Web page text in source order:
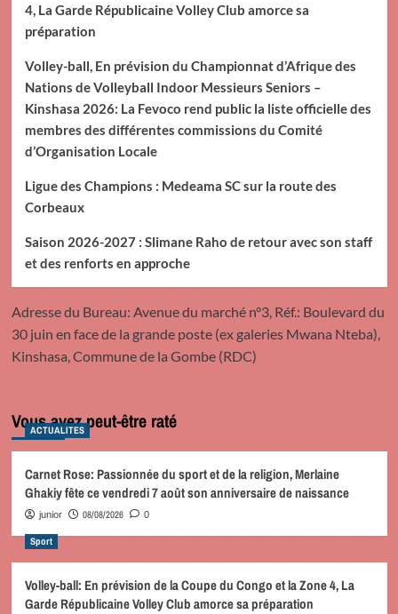
4, La Garde Républicaine Volley Club amorce sa
préparation
Volley-ball, En prévision du Championnat d’Afrique des
Nations de Volleyball Indoor Messieurs Seniors –
Kinshasa 2026: La Fevoco rend public la liste officielle des
membres des différentes commissions du Comité
d’Organisation Locale
Ligue des Champions : Medeama SC sur la route des
Corbeaux
Saison 2026-2027 : Slimane Raho de retour avec son staff
et des renforts en approche
Adresse du Bureau: Avenue du marché n°3, Réf.: Boulevard du
30 juin en face de la grande poste (ex galeries Mwana Nteba),
Kinshasa, Commune de la Gombe (RDC)
Vous avez peut-être raté
ACTUALITES
Carnet Rose: Passionnée du sport et de la religion, Merlaine
Ghakiy fête ce vendredi 7 août son anniversaire de naissance
junior 08/08/2026 0
Sport
Volley-ball: En prévision de la Coupe du Congo et la Zone 4, La
Garde Républicaine Volley Club amorce sa préparation